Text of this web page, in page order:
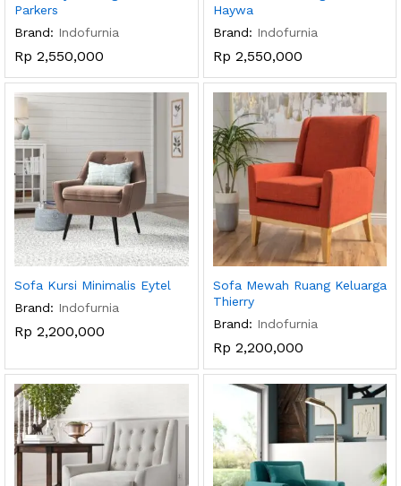
Parkers
Brand: Indofurnia
Rp 2,550,000
Haywa
Brand: Indofurnia
Rp 2,550,000
Sofa Kursi Minimalis Eytel
Brand: Indofurnia
Rp 2,200,000
Sofa Mewah Ruang Keluarga
Thierry
Brand: Indofurnia
Rp 2,200,000